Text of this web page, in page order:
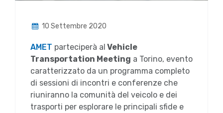
10 Settembre 2020
AMET parteciperà al Vehicle
Transportation Meeting a Torino, evento
caratterizzato da un programma completo
di sessioni di incontri e conferenze che
riuniranno la comunità del veicolo e dei
trasporti per esplorare le principali sfide e